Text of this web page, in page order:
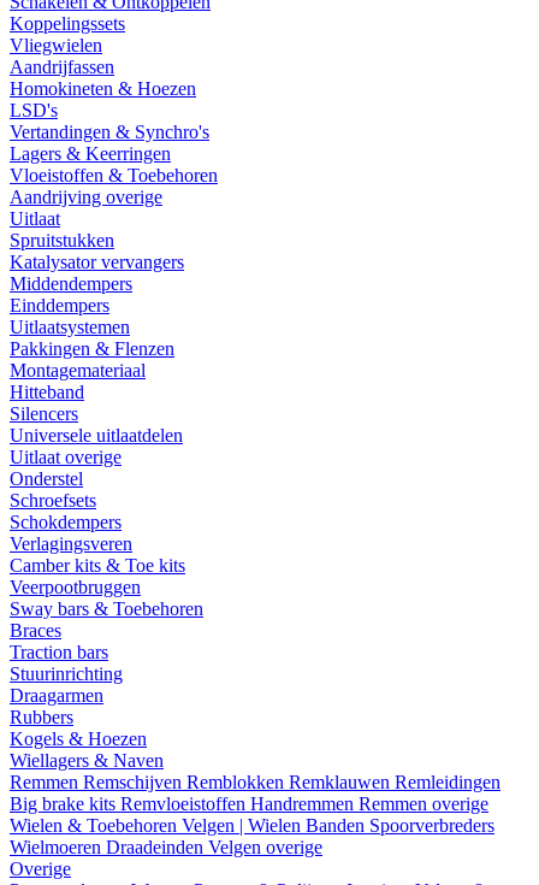
Koppelingssets
Vliegwielen
Aandrijfassen
Homokineten & Hoezen
LSD's
Vertandingen & Synchro's
Lagers & Keerringen
Vloeistoffen & Toebehoren
Aandrijving overige
Uitlaat
Spruitstukken
Katalysator vervangers
Middendempers
Einddempers
Uitlaatsystemen
Pakkingen & Flenzen
Montagemateriaal
Hitteband
Silencers
Universele uitlaatdelen
Uitlaat overige
Onderstel
Schroefsets
Schokdempers
Verlagingsveren
Camber kits & Toe kits
Veerpootbruggen
Sway bars & Toebehoren
Braces
Traction bars
Stuurinrichting
Draagarmen
Rubbers
Kogels & Hoezen
Wiellagers & Naven
Remmen Remschijven Remblokken Remklauwen Remleidingen
Big brake kits Remvloeistoffen Handremmen Remmen overige
Wielen & Toebehoren Velgen | Wielen Banden Spoorverbreders
Wielmoeren Draadeinden Velgen overige
Overige